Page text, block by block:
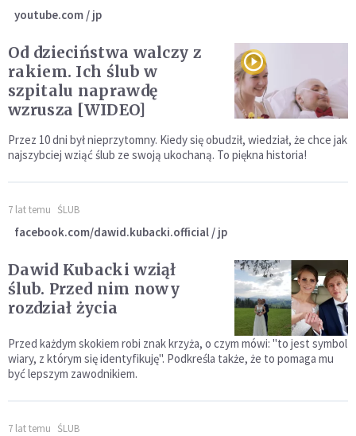
youtube.com / jp
Od dzieciństwa walczy z
rakiem. Ich ślub w
szpitalu naprawdę
wzrusza [WIDEO]
Przez 10 dni był nieprzytomny. Kiedy się obudził, wiedział, że chce jak
najszybciej wziąć ślub ze swoją ukochaną. To piękna historia!
7 lat temu ŚLUB
facebook.com/dawid.kubacki.official / jp
Dawid Kubacki wziął
ślub. Przed nim nowy
rozdział życia
Przed każdym skokiem robi znak krzyża, o czym mówi: "to jest symbol
wiary, z którym się identyfikuję". Podkreśla także, że to pomaga mu
być lepszym zawodnikiem.
7 lat temu ŚLUB